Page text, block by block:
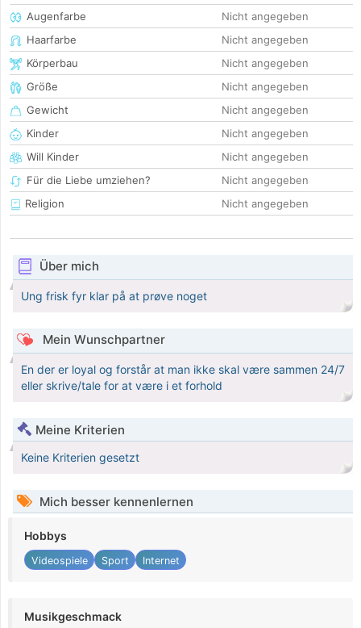
Augenfarbe
Nicht angegeben
Haarfarbe
Nicht angegeben
Körperbau
Nicht angegeben
Größe
Nicht angegeben
Gewicht
Nicht angegeben
Kinder
Nicht angegeben
Will Kinder
Nicht angegeben
Für die Liebe umziehen?
Nicht angegeben
Religion
Nicht angegeben
Über mich
Ung frisk fyr klar på at prøve noget
Mein Wunschpartner
En der er loyal og forstår at man ikke skal være sammen 24/7
eller skrive/tale for at være i et forhold
Meine Kriterien
Keine Kriterien gesetzt
Mich besser kennenlernen
Hobbys
Videospiele Sport Internet
Musikgeschmack